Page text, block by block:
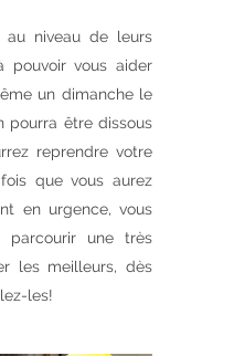
au niveau de leurs
pouvoir vous aider
un dimanche le
pourra être dissous
reprendre votre
que vous aurez
en urgence, vous
parcourir une très
les meilleurs, dès
les!